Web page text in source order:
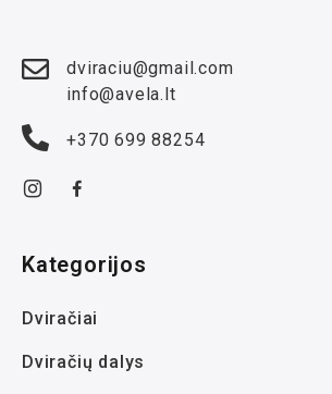
dviraciu@gmail.com
info@avela.lt
+370 699 88254
Kategorijos
Dviračiai
Dviračių dalys